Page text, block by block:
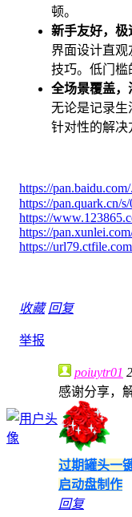
顿。
新手友好，极
界面设计直观
技巧。低门槛
全场景覆盖，
无论是记录生
针对性的解决
https://
https://pan.quark.cn/
https://
https://
https://
收藏 回复
举报
poiuytr01
感谢分享，
过期罐头一
启动盘制作
回复